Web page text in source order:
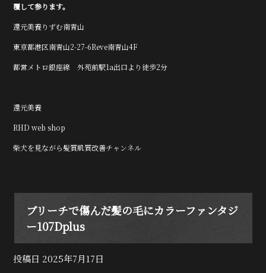
覆して参ります。
還元美養りずむ南青山
東京都港区南青山2-27-6Reve南青山4F
都営メトロ銀座線 外苑前駅1a出口より徒歩2分
還元美養
RHD web shop
柴犬を見ながら髪質肌質改善チャンネル
ブリーチで傷んだ髪の毛にカラーファンタジ
ー107Dplus
投稿日 2025年7月17日